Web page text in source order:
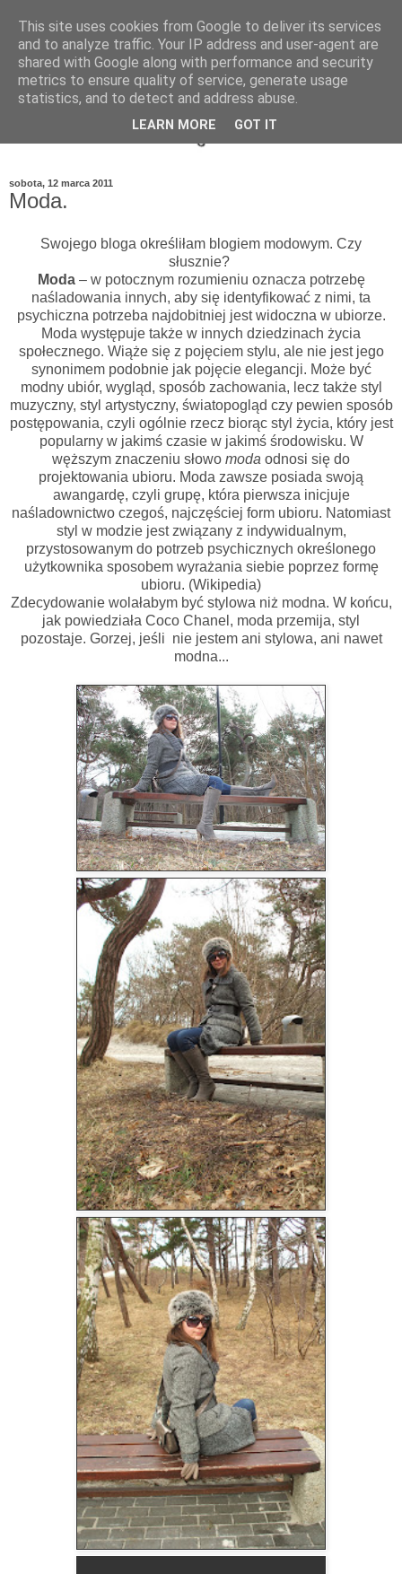
sobota, 12 marca 2011
Moda.
Swojego bloga określiłam blogiem modowym. Czy
słusznie?
Moda– w potocznym rozumieniu oznacza potrzebę
naśladowania innych, aby się identyfikować z nimi, ta
psychiczna potrzeba najdobitniej jest widoczna w ubiorze.
Moda występuje także w innych dziedzinach życia
społecznego. Wiąże się z pojęciem stylu, ale nie jest jego
synonimem podobnie jak pojęcie elegancji. Może być
modny ubiór, wygląd, sposób zachowania, lecz także styl
muzyczny, styl artystyczny, światopogląd czy pewien sposób
postępowania, czyli ogólnie rzecz biorąc styl życia, który jest
popularny w jakimś czasie w jakimś środowisku. W
węższym znaczeniu słowo moda odnosi się do
projektowania ubioru. Moda zawsze posiada swoją
awangardę, czyli grupę, która pierwsza inicjuje
naśladownictwo czegoś, najczęściej form ubioru. Natomiast
styl w modzie jest związany z indywidualnym,
przystosowanym do potrzeb psychicznych określonego
użytkownika sposobem wyrażania siebie poprzez formę
ubioru. (Wikipedia)
Zdecydowanie wolałabym być stylowa niż modna. W końcu,
jak powiedziała Coco Chanel, moda przemija, styl
pozostaje. Gorzej, jeśli nie jestem ani stylowa, ani nawet
modna...
This site uses cookies from Google to deliver its services
and to analyze traffic. Your IP address and user-agent are
shared with Google along with performance and security
metrics to ensure quality of service, generate usage
statistics, and to detect and address abuse.
LEARN MORE GOT IT